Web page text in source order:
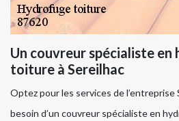
Un couvreur spécialiste
toiture à Sereilhac
Optez pour les services de l’entreprise
besoin d’un couvreur spécialiste en